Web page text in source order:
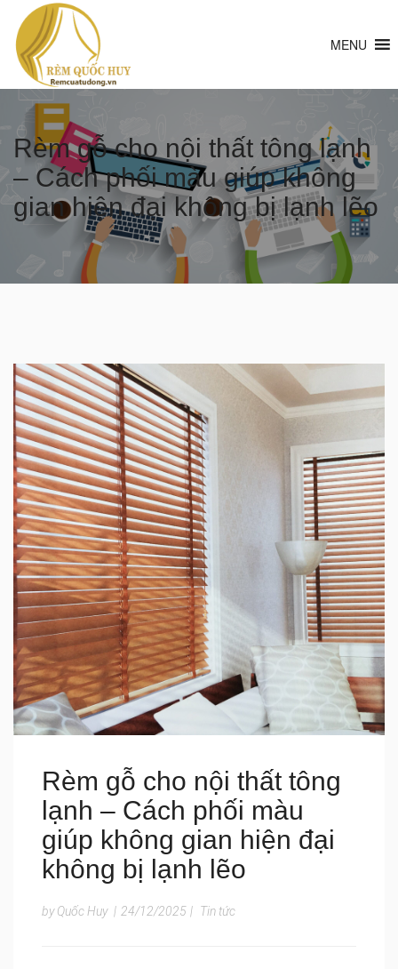
MENU
Rèm gỗ cho nội thất tông lạnh
– Cách phối màu giúp không
gian hiện đại không bị lạnh lẽo
Rèm gỗ cho nội thất tông
lạnh – Cách phối màu
giúp không gian hiện đại
không bị lạnh lẽo
by Quốc Huy | 24/12/2025 | Tin tức